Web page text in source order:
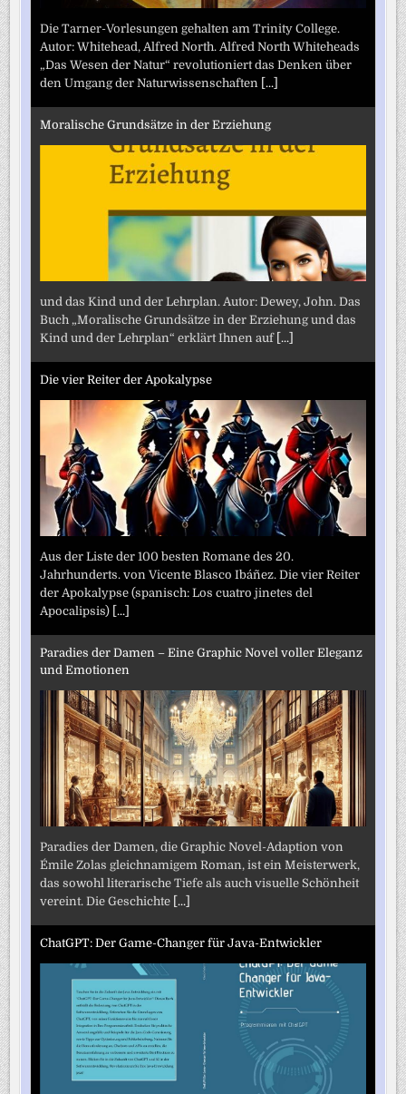
Die Tarner-Vorlesungen gehalten am Trinity College.
Autor: Whitehead, Alfred North. Alfred North Whiteheads
„Das Wesen der Natur“ revolutioniert das Denken über
den Umgang der Naturwissenschaften [...]
Moralische Grundsätze in der Erziehung
und das Kind und der Lehrplan. Autor: Dewey, John. Das
Buch „Moralische Grundsätze in der Erziehung und das
Kind und der Lehrplan“ erklärt Ihnen auf [...]
Die vier Reiter der Apokalypse
Aus der Liste der 100 besten Romane des 20.
Jahrhunderts. von Vicente Blasco Ibáñez. Die vier Reiter
der Apokalypse (spanisch: Los cuatro jinetes del
Apocalipsis) [...]
Paradies der Damen – Eine Graphic Novel voller Eleganz
und Emotionen
Paradies der Damen, die Graphic Novel-Adaption von
Émile Zolas gleichnamigem Roman, ist ein Meisterwerk,
das sowohl literarische Tiefe als auch visuelle Schönheit
vereint. Die Geschichte [...]
ChatGPT: Der Game-Changer für Java-Entwickler